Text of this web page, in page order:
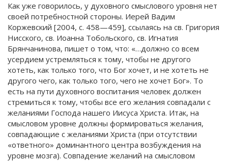
Как уже говорилось, у духовного смыслового уровня нет
своей потребностной стороны. Иерей Вадим
Коржевский [2004, с. 458—459], ссылаясь на св. Григория
Нисского, св. Иоанна Тобольского, св. Игнатия
Брянчанинова, пишет о том, что: «…должно со всем
усердием устремляться к тому, чтобы не другого
хотеть, как только того, что Бог хочет, и не хотеть не
другого чего, как только того, чего не хочет Бог». То
есть на пути духовного воспитания человек должен
стремиться к тому, чтобы все его желания совпадали с
желаниями Господа нашего Иисуса Христа. Итак, на
смысловом уровне должны формироваться желания,
совпадающие с желаниями Христа (при отсутствии
«ответного» доминантного центра возбуждения на
уровне мозга). Совпадение желаний на смысловом